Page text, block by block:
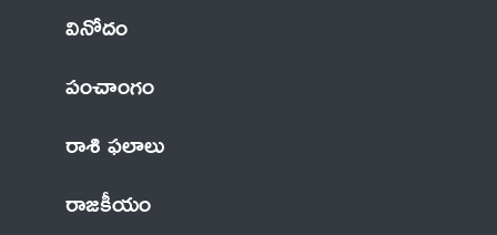
వినోదం
పంచాంగం
రాశి ఫలాలు
రాజకీయం